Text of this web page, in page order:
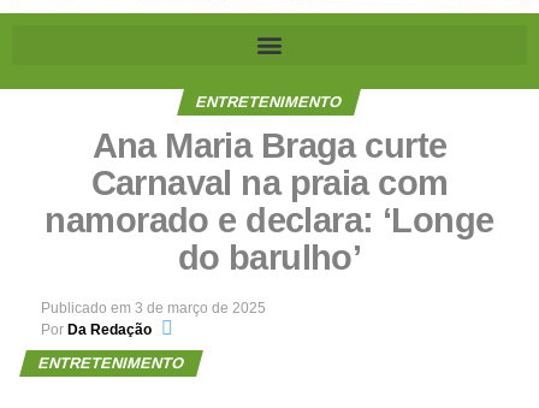
ENTRETENIMENTO
Ana Maria Braga curte
Carnaval na praia com
namorado e declara: ‘Longe
do barulho’
Publicado em 3 de março de 2025
Por Da Redação
ENTRETENIMENTO